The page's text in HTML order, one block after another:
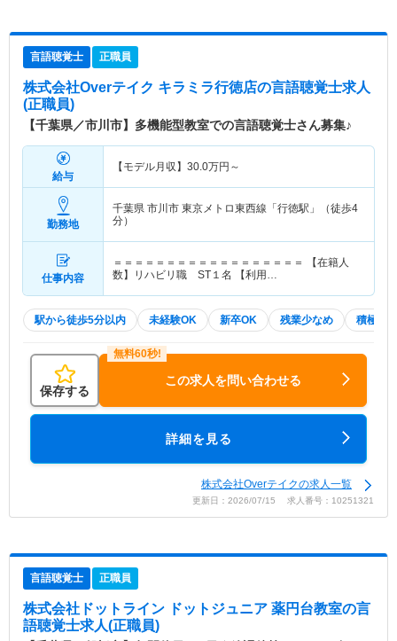
言語聴覚士 正職員
株式会社Overテイク キラミラ行徳店の言語聴覚士求人
(正職員)
【千葉県／市川市】多機能型教室での言語聴覚士さん募集♪
給与
【モデル月収】 30.0万円～
勤務地
千葉県 市川市 東京メトロ東西線「行徳駅」（徒歩4
分）
仕事内容
＝＝＝＝＝＝＝＝＝＝＝＝＝＝＝＝＝＝ 【在籍人
数】リハビリ職 ST１名 【利用…
駅から徒歩5分以内 未経験OK 新卒OK 残業少なめ 積極採
保存する
この求人を問い合わせる
詳細を見る
株式会社Overテイクの求人一覧
更新日：2026/07/15 求人番号：10251321
言語聴覚士 正職員
株式会社ドットライン ドットジュニア 薬円台教室の言
語聴覚士求人(正職員)